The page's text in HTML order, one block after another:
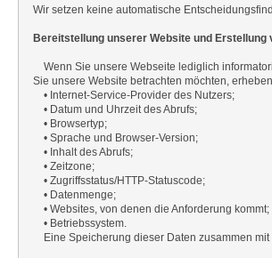
Wir setzen keine automatische
Bereitstellung unserer Website und Erstellung
Wenn Sie unsere Webseite lediglich
Sie unsere Website betrachten möchten,
• Internet-Service-Provider des Nutzers;
• Datum und Uhrzeit des Abrufs;
• Browsertyp;
• Sprache und Browser-Version;
• Inhalt des Abrufs;
• Zeitzone;
• Zugriffsstatus/HTTP-Statuscode;
• Datenmenge;
• Websites, von denen die Anforderung kommt;
• Betriebssystem.
Eine Speicherung dieser Daten zusammen